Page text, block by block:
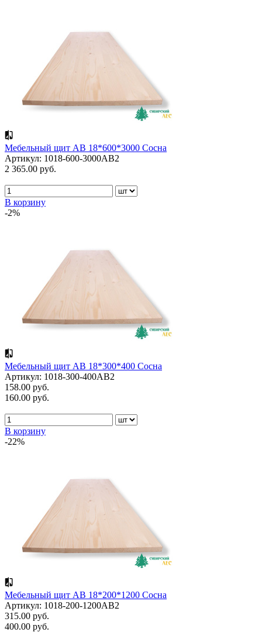
Мебельный щит АВ 18*600*3000 Сосна
Артикул: 1018-600-3000AB2
2 365.00 руб.
В корзину
-2%
Мебельный щит АВ 18*300*400 Сосна
Артикул: 1018-300-400AB2
158.00 руб.
160.00 руб.
В корзину
-22%
Мебельный щит АВ 18*200*1200 Сосна
Артикул: 1018-200-1200AB2
315.00 руб.
400.00 руб.